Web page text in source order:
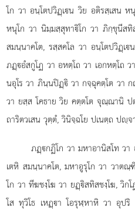
โก วา อนฺโตปวิฏฺเน วิย อติรสฺเสน
หนุโก วา นิมฺมสฺสุทาิโก วา ภิกฺขุนีส
สมนฺนาคโต, รสฺสคโล วา อนฺโตปวิฏฺเ
ภฏฺอํสกูโฏ วา อหตฺโถ วา เอกหตฺโถ
นอุโร วา ภินฺนปิฏฺิ วา กจฺฉุคตฺโต วา
วา ยสฺส โคธาย วิย คตฺตโต จุณฺณานิ
ถาริตวเสนวุตฺตํ, วินิจฺฉโย ปเนตฺถ ปฺจ
ภฏฺกฏิโก วา มหาอานิสโท ว
เตหิ สมนฺนาคโต, มหาอูรุโก วา วาต
โก วา ทีฆชงฺโฆ วา ยฏฺิสทิสชงฺโฆ, วิ
โส ทุวิโธ เหฏฺา โอรุฬฺหาหิ วา อุ